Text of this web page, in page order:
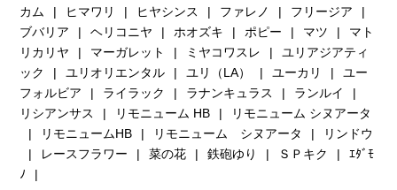
カム
ヒマワリ ヒヤシンス ファレノ
フリージア
ブバリア
ヘリコニヤ ホオズキ ポピー マツ
マト
リカリヤ
マーガレット ミヤコワスレ
ユリアジアティ
ック
ユリオリエンタル ユリ（LA） ユーカリ
ユー
フォルビア
ライラック ラナンキュラス
ランルイ
リシアンサス
リモニューム HB
リモニューム シヌアータ
リモニュームHB
リモニューム シヌアータ
リンドウ
レースフラワー
菜の花 鉄砲ゆり ＳＰキク
ｴﾀﾞﾓ
ﾉ